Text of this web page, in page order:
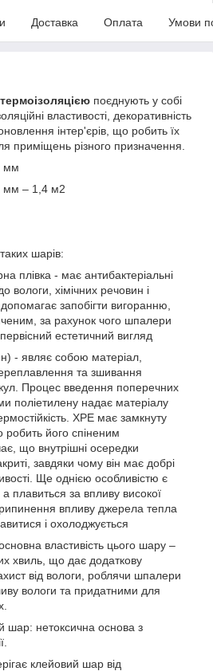
Доставка Оплата Умови
поєднують у собі
властивості, декоративність
інтер'єрів, що робить їх
приміщень різного призначення.
мм
мм – 1,4 м2
шарів:
плівка - має антибактеріальні
вологи, хімічних речовин і
запобігти вигоранню,
за рахунок чого шпалери
естетичний вигляд
- являє собою матеріал,
та зшивання
Процес введення поперечних
поліетилену надає матеріалу
XPE має замкнуту
робить його спіненим
що внутрішні осередки
завдяки чому він має добрі
Ще однією особливістю є
плавиться за впливу високої
впливу джерела тепла
і охолоджується
властивість цього шару –
хвиль, що дає додаткову
від вологи, роблячи шпалери
вологи та придатними для
шар: нетоксична основа з
клейовий шар від